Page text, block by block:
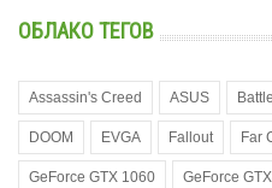
ОБЛАКО ТЕГОВ
Assassin's Creed ASUS
DOOM EVGA Fallout Far
GeForce GTX 1060 GeForce